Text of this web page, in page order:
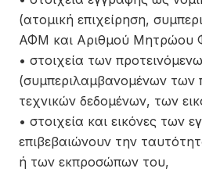
(ατομική επιχείρηση,
ΑΦΜ και Αριθμού Μητρώου
• στοιχεία των
(συμπεριλαμβανομένων των
τεχνικών δεδομένων, των
• στοιχεία και εικόνες των
επιβεβαιώνουν την
ή των εκπροσώπων του,